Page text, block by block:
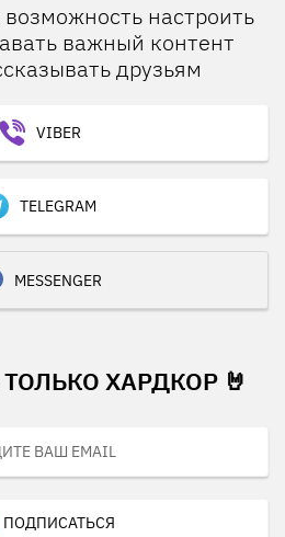
возможность настроить
важный контент
друзьям
VIBER
TELEGRAM
MESSENGER
ХАРДКОР 🤘
ПОДПИСАТЬСЯ